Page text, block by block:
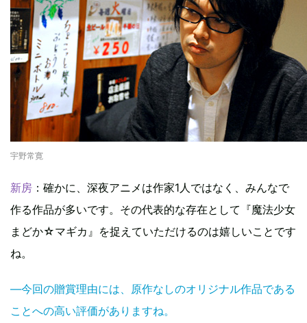
宇野常寛
新房 ：確かに、深夜アニメは作家1人ではなく、みんなで
作る作品が多いです。その代表的な存在として『魔法少女
まどか☆マギカ』を捉えていただけるのは嬉しいことです
ね。
―今回の贈賞理由には、原作なしのオリジナル作品である
ことへの高い評価がありますね。